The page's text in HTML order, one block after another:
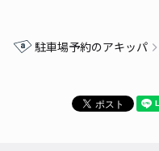
駐車場予約のアキッパ